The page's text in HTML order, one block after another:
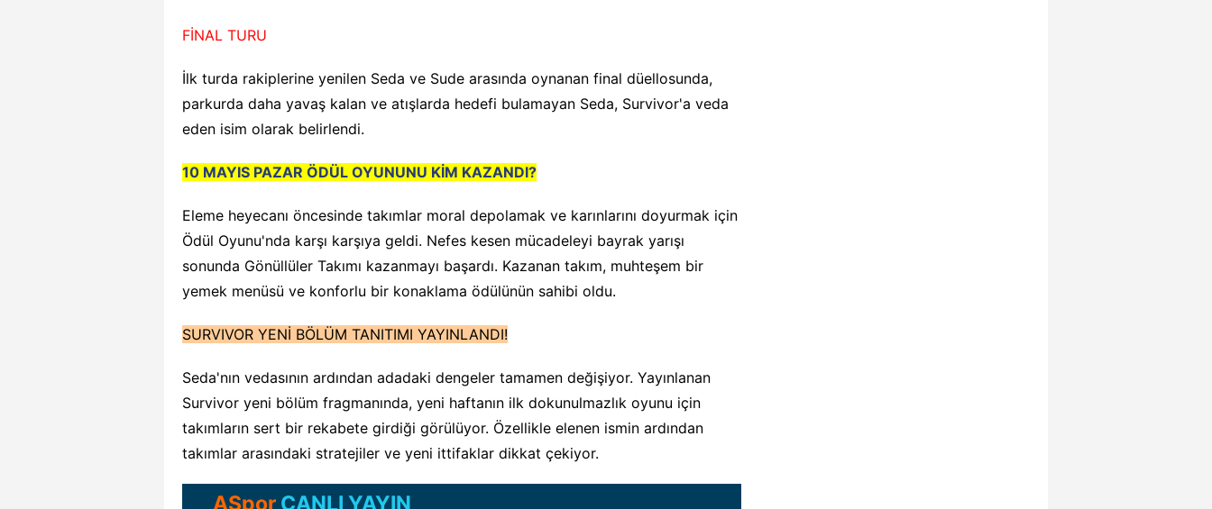
FİNAL TURU
İlk turda rakiplerine yenilen Seda ve Sude arasında oynanan final düellosunda,
parkurda daha yavaş kalan ve atışlarda hedefi bulamayan Seda, Survivor'a veda
eden isim olarak belirlendi.
10 MAYIS PAZAR ÖDÜL OYUNUNU KİM KAZANDI?
Eleme heyecanı öncesinde takımlar moral depolamak ve karınlarını doyurmak için
Ödül Oyunu'nda karşı karşıya geldi. Nefes kesen mücadeleyi bayrak yarışı
sonunda Gönüllüler Takımı kazanmayı başardı. Kazanan takım, muhteşem bir
yemek menüsü ve konforlu bir konaklama ödülünün sahibi oldu.
SURVIVOR YENİ BÖLÜM TANITIMI YAYINLANDI!
Seda'nın vedasının ardından adadaki dengeler tamamen değişiyor. Yayınlanan
Survivor yeni bölüm fragmanında, yeni haftanın ilk dokunulmazlık oyunu için
takımların sert bir rekabete girdiği görülüyor. Özellikle elenen ismin ardından
takımlar arasındaki stratejiler ve yeni ittifaklar dikkat çekiyor.
ASpor CANLI YAYIN